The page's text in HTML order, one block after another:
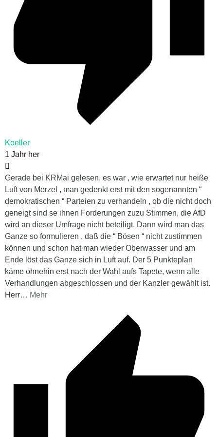
Koeller
1 Jahr her
Gerade bei KRMai gelesen, es war , wie erwartet nur heiße
Luft von Merzel , man gedenkt erst mit den sogenannten “
demokratischen “ Parteien zu verhandeln , ob die nicht doch
geneigt sind se ihnen Forderungen zuzu Stimmen, die AfD
wird an dieser Umfrage nicht beteiligt. Dann wird man das
Ganze so formulieren , daß die “ Bösen “ nicht zustimmen
können und schon hat man wieder Oberwasser und am
Ende löst das Ganze sich in Luft auf. Der 5 Punkteplan
käme ohnehin erst nach der Wahl aufs Tapete, wenn alle
Verhandlungen abgeschlossen und der Kanzler gewählt ist.
Herr… Mehr